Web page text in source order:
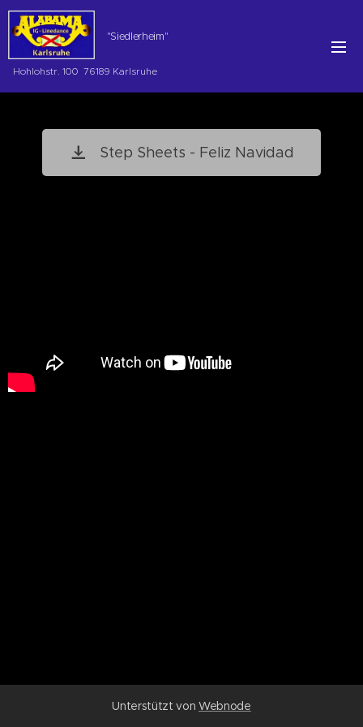
"Siedlerheim"
Hohlohstr. 100 76189 Karlsruhe
Step Sheets - Feliz Navidad
Unterstützt vonWebnode